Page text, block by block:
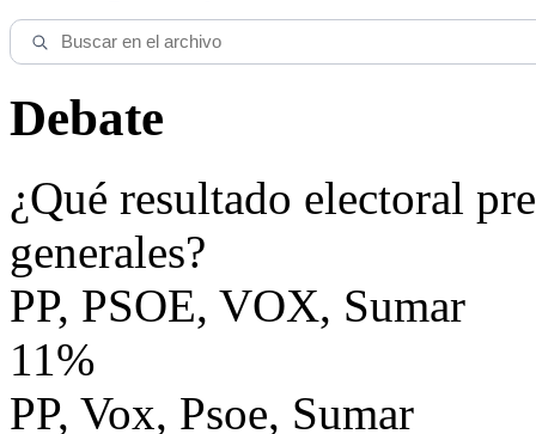
Debate
¿Qué resultado electoral
generales?
PP, PSOE, VOX, Sumar
11%
PP, Vox, Psoe, Sumar